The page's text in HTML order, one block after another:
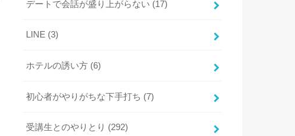
デートで会話が盛り上がらない (17)
LINE (3)
ホテルの誘い方 (6)
初心者がやりがちな下手打ち (7)
受講生とのやりとり (292)